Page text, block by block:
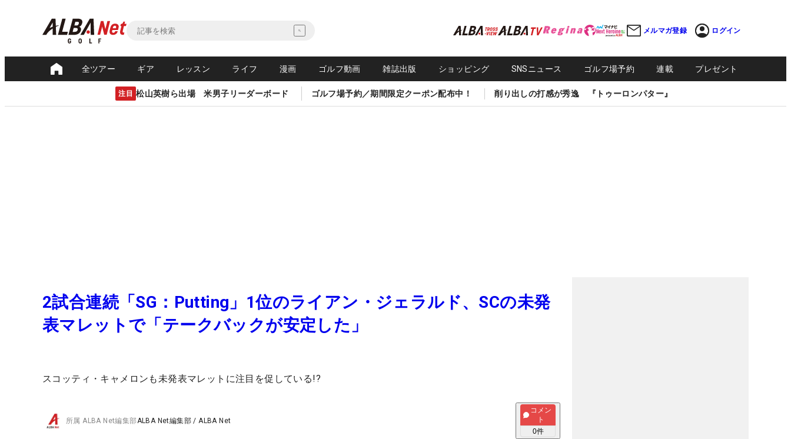
メルマガ登録 ログイン
全ツアー ギア レッスン ライフ 漫画 ゴルフ動画 雑誌出版 ショッピング SNSニュース ゴルフ場予約 連載 プレゼント
注目 松山英樹ら出場 米男子リーダーボード ゴルフ場予約／期間限定クーポン配布中！ 削り出しの打感が秀逸 『トゥーロンパター』
2試合連続「SG：Putting」1位のライアン・ジェラルド、SCの未発
表マレットで「テークバックが安定した」
スコッティ・キャメロンも未発表マレットに注目を促している!?
所属ALBA Net編集部ALBA Net編集部 /ALBA Net
コメン
ト
0件